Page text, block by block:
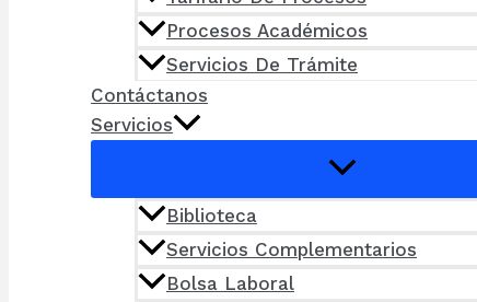
Procesos Académicos
Servicios De Trámite
Contáctanos
Servicios
Biblioteca
Servicios Complementarios
Bolsa Laboral